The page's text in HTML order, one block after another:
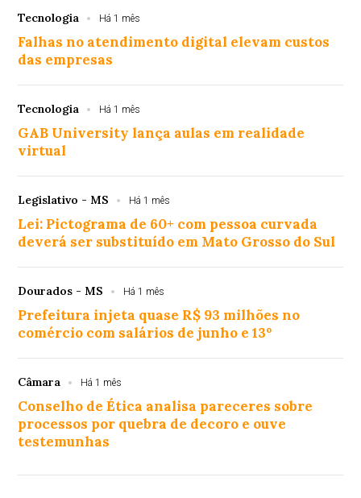
Tecnologia Há 1 mês
Falhas no atendimento digital elevam custos
das empresas
Tecnologia Há 1 mês
GAB University lança aulas em realidade
virtual
Legislativo - MS Há 1 mês
Lei: Pictograma de 60+ com pessoa curvada
deverá ser substituído em Mato Grosso do Sul
Dourados - MS Há 1 mês
Prefeitura injeta quase R$ 93 milhões no
comércio com salários de junho e 13º
Câmara Há 1 mês
Conselho de Ética analisa pareceres sobre
processos por quebra de decoro e ouve
testemunhas